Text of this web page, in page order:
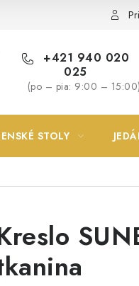
+421 940 020
025
(po – pia: 9:00 – 15:00)
STOLY